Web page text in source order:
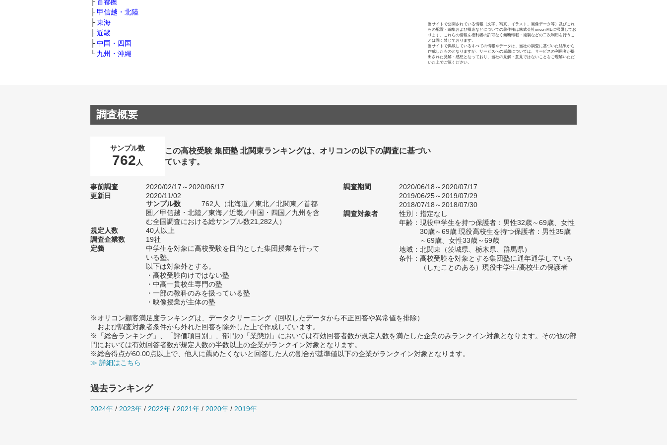
甲信越・北陸
東海
近畿
中国・四国
九州・沖縄
当サイトで公開されている情報（文字、写真、イラスト、画像データ等）及びこれ
らの配置・編集および構造などについての著作権は株式会社oricon MEに帰属してお
ります。これらの情報を権利者の許可なく無断転載・複製などの二次利用を行うこ
とは固く禁じております。
当サイトで掲載しているすべての情報やデータは、当社の調査に基づいた結果から
作成したものとなりますが、サービスへの感想については、サービスの利用者が提
出された見解・感想となっており、当社の見解・意見ではないことをご理解いただ
いた上でご覧ください。
調査概要
サンプル数
762 人
この高校受験 集団塾 北関東ランキングは、オリコンの以下の調査に基づい
ています。
事前調査
2020/02/17～2020/06/17
更新日
2020/11/02
サンプル数
762人（北海道／東北／北関東／首都
圏／甲信越・北陸／東海／近畿／中国・四国／九州を含
む全国調査における総サンプル数21,282人）
規定人数
40人以上
調査企業数
19社
定義
中学生を対象に高校受験を目的とした集団授業を行って
いる塾。
以下は対象外とする。
・高校受験向けではない塾
・中高一貫校生専門の塾
・一部の教科のみを扱っている塾
・映像授業が主体の塾
調査期間
2020/06/18～2020/07/17
2019/06/25～2019/07/29
2018/07/18～2018/07/30
調査対象者
性別：指定なし
年齢：現役中学生を持つ保護者：男性32歳～69歳、女性
30歳～69歳 現役高校生を持つ保護者：男性35歳
～69歳、女性33歳～69歳
地域：北関東（茨城県、栃木県、群馬県）
条件：高校受験を対象とする集団塾に通年通学している
（したことのある）現役中学生/高校生の保護者
※オリコン顧客満足度ランキングは、データクリーニング（回収したデータから不正回答や異常値を排除）
および調査対象者条件から外れた回答を除外した上で作成しています。
※「総合ランキング」、「評価項目別」、部門の「業態別」においては有効回答者数が規定人数を満たした企業のみランクイン対象となります。その他の部
門においては有効回答者数が規定人数の半数以上の企業がランクイン対象となります。
※総合得点が60.00点以上で、他人に薦めたくないと回答した人の割合が基準値以下の企業がランクイン対象となります。
≫ 詳細はこちら
過去ランキング
2024年 / 2023年 / 2022年 / 2021年 / 2020年 / 2019年